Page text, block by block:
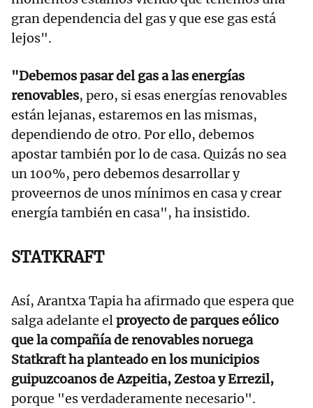
gran dependencia del gas y que ese gas está
lejos".
"Debemos pasar del gas a las energías
renovables, pero, si esas energías renovables
están lejanas, estaremos en las mismas,
dependiendo de otro. Por ello, debemos
apostar también por lo de casa. Quizás no sea
un 100%, pero debemos desarrollar y
proveernos de unos mínimos en casa y crear
energía también en casa", ha insistido.
STATKRAFT
Así, Arantxa Tapia ha afirmado que espera que
salga adelante elproyecto de parques eólico
que la compañía de renovables noruega
Statkraft ha planteado en los municipios
guipuzcoanos de Azpeitia, Zestoa y Errezil,
porque "es verdaderamente necesario".